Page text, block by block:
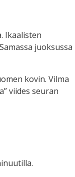
Ikaalisten
juoksussa
kovin. Vilma
viides seuran